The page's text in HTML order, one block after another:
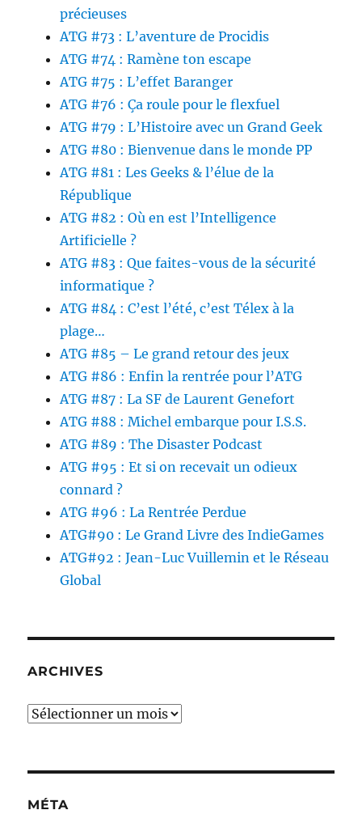
précieuses
ATG #73 : L’aventure de Procidis
ATG #74 : Ramène ton escape
ATG #75 : L’effet Baranger
ATG #76 : Ça roule pour le flexfuel
ATG #79 : L’Histoire avec un Grand Geek
ATG #80 : Bienvenue dans le monde PP
ATG #81 : Les Geeks & l’élue de la
République
ATG #82 : Où en est l’Intelligence
Artificielle ?
ATG #83 : Que faites-vous de la sécurité
informatique ?
ATG #84 : C’est l’été, c’est Télex à la
plage…
ATG #85 – Le grand retour des jeux
ATG #86 : Enfin la rentrée pour l’ATG
ATG #87 : La SF de Laurent Genefort
ATG #88 : Michel embarque pour I.S.S.
ATG #89 : The Disaster Podcast
ATG #95 : Et si on recevait un odieux
connard ?
ATG #96 : La Rentrée Perdue
ATG#90 : Le Grand Livre des IndieGames
ATG#92 : Jean-Luc Vuillemin et le Réseau
Global
ARCHIVES
Archives
MÉTA